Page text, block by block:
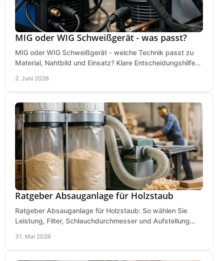
MIG oder WIG Schweißgerät - was passt?
MIG oder WIG Schweißgerät - welche Technik passt zu
Material, Nahtbild und Einsatz? Klare Entscheidungshilfe
2. Juni 2026
Ratgeber Absauganlage für Holzstaub
Ratgeber Absauganlage für Holzstaub: So wählen Sie
Leistung, Filter, Schlauchdurchmesser und Aufstellung
31. Mai 2026